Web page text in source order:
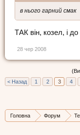
в нього гарний смак
ТАК він, козел, і
28 чер 2008
(Ви
< Назад
1 2 3 4
Головна Форум